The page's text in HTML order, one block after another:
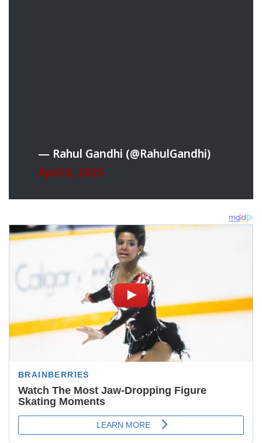
— Rahul Gandhi (@RahulGandhi)
April 8, 2025